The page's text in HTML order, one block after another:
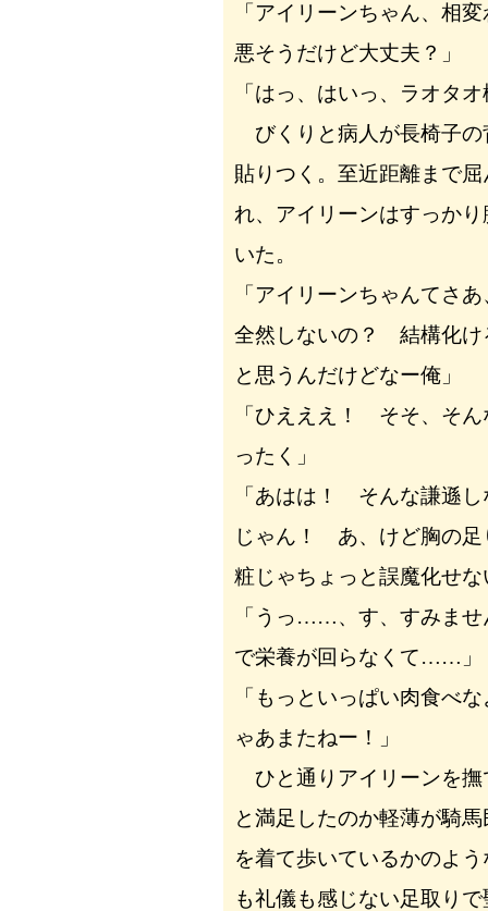
「アイリーンちゃん、相
悪そうだけど大丈夫？」
「はっ、はいっ、ラオタ
びくりと病人が長椅子の
貼りつく。至近距離まで
れ、アイリーンはすっか
いた。
「アイリーンちゃんてさ
全然しないの？ 結構化け
と思うんだけどなー俺」
「ひえええ！ そそ、そん
ったく」
「あはは！ そんな謙遜し
じゃん！ あ、けど胸の足
粧じゃちょっと誤魔化せ
「うっ……、す、すみませ
で栄養が回らなくて……」
「もっといっぱい肉食べ
ゃあまたねー！」
ひと通りアイリーンを撫
と満足したのか軽薄が騎
を着て歩いているかのよ
も礼儀も感じない足取り